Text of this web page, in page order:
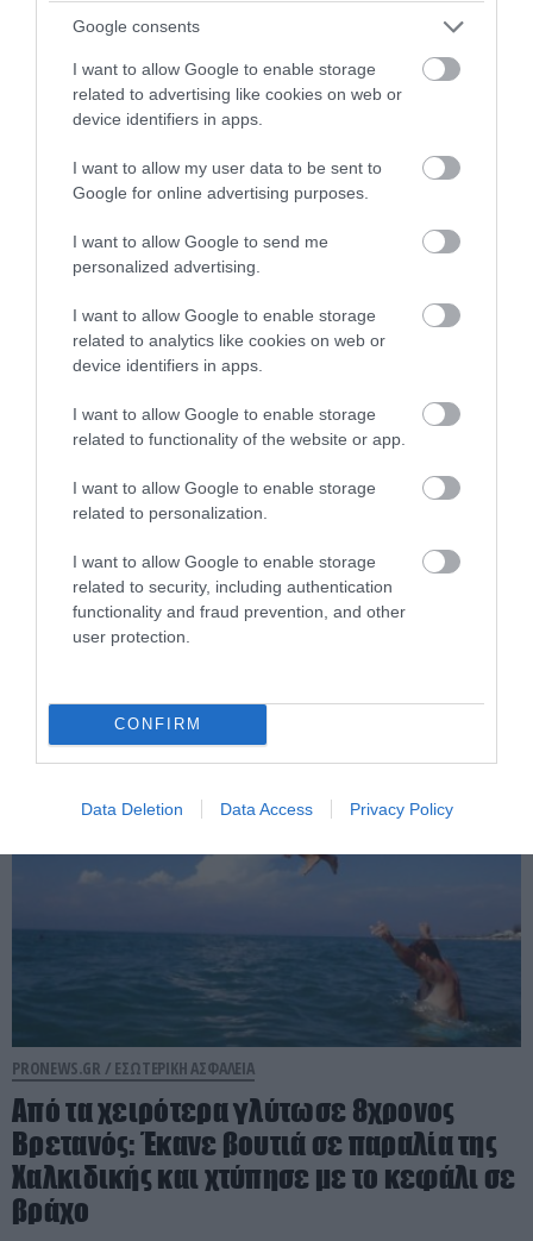
Google consents
I want to allow Google to enable storage
related to advertising like cookies on web or
device identifiers in apps.
I want to allow my user data to be sent to
Google for online advertising purposes.
I want to allow Google to send me
personalized advertising.
I want to allow Google to enable storage
related to analytics like cookies on web or
device identifiers in apps.
I want to allow Google to enable storage
related to functionality of the website or app.
I want to allow Google to enable storage
related to personalization.
I want to allow Google to enable storage
related to security, including authentication
functionality and fraud prevention, and other
user protection.
CONFIRM
Data Deletion Data Access Privacy Policy
PRONEWS.GR /ΕΣΩΤΕΡΙΚΗ ΑΣΦΑΛΕΙΑ
«Θρίλερ» στον Λυκαβηττό: Εντοπίστηκε
σορός σε σπηλιά κοντά σε εκκλησάκι! –
08.08.2026 | 13:27
Αγρίνιο: Συνελήφθη 43χρονος που
οδηγούσε υπό την επήρεια αλκοόλ –
Βρέθηκε γεμιστήρας με σφαίρες στο
08.08.2026 | 12:32
PRONEWS.GR / ΕΣΩΤΕΡΙΚΗ ΑΣΦΑΛΕΙΑ
Από τα χειρότερα γλύτωσε 8χρονος
Βρετανός: Έκανε βουτιά σε παραλία της
Χαλκιδικής και χτύπησε με το κεφάλι σε
βράχο